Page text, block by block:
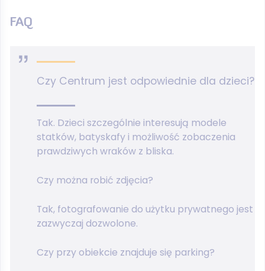
FAQ
Czy Centrum jest odpowiednie dla dzieci?
Tak. Dzieci szczególnie interesują modele
statków, batyskafy i możliwość zobaczenia
prawdziwych wraków z bliska.
Czy można robić zdjęcia?
Tak, fotografowanie do użytku prywatnego jest
zazwyczaj dozwolone.
Czy przy obiekcie znajduje się parking?